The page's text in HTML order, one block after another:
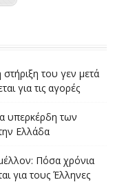
του γεν μετά
για τις αγορές
υπερκέρδη των
Ελλάδα
Πόσα χρόνια
για τους Έλληνες